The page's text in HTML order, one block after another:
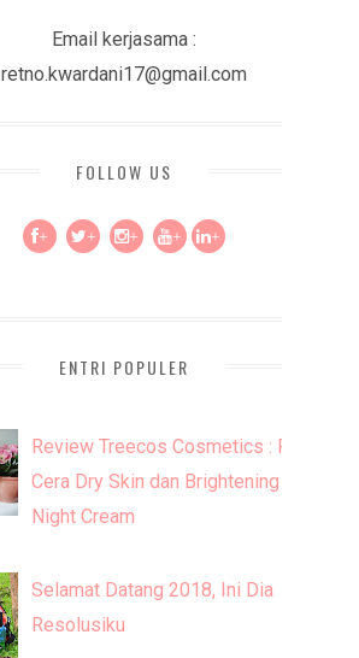
Email kerjasama :
retno.kwardani17@gmail.com
FOLLOW US
+ + + + +
ENTRI POPULER
Review Treecos Cosmetics : FW
Cera Dry Skin dan Brightening
Night Cream
Selamat Datang 2018, Ini Dia
Resolusiku